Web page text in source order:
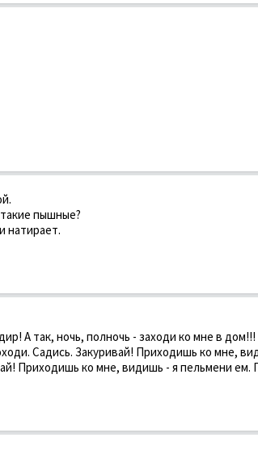
пышные?
натирает.
А так, ночь, полночь - заходи ко мне в дом!!!
Садись. Закуривай! Приходишь ко мне,
Приходишь ко мне, видишь - я пельмени ем.